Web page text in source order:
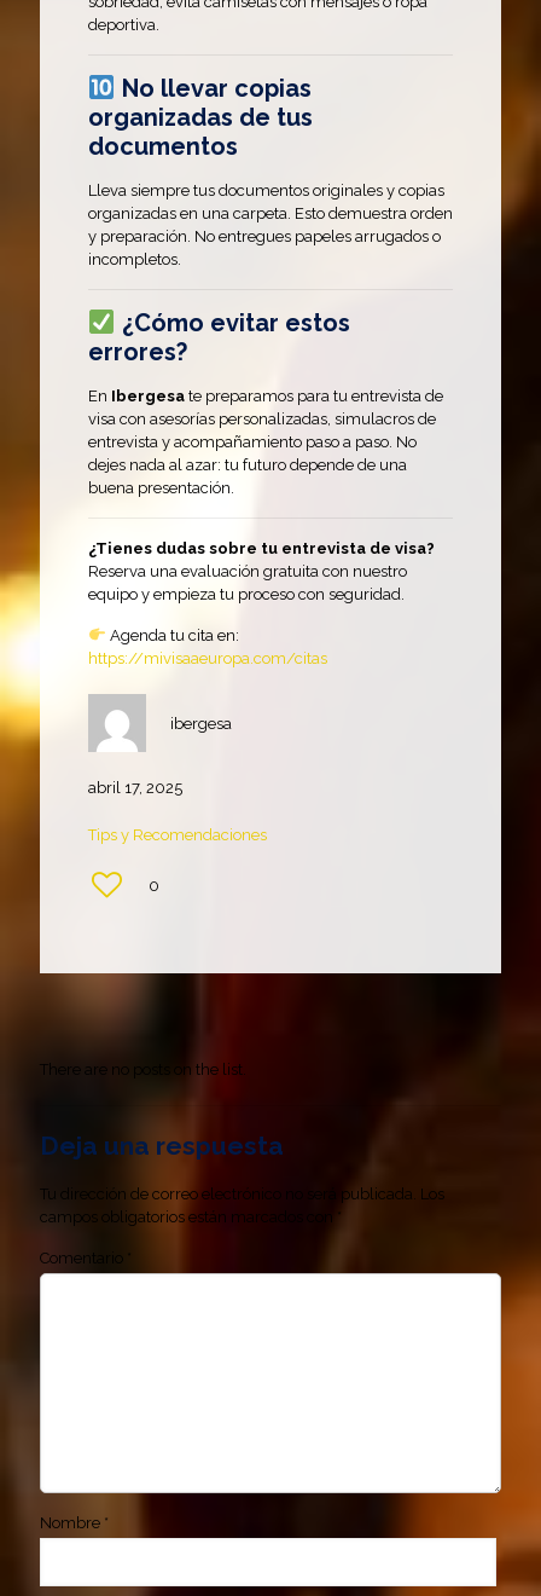
deportiva.
No llevar copias
organizadas de tus
documentos
Lleva siempre tus documentos originales y copias
organizadas en una carpeta. Esto demuestra orden
y preparación. No entregues papeles arrugados o
incompletos.
¿Cómo evitar estos
errores?
En Ibergesa te preparamos para tu entrevista de
visa con asesorías personalizadas, simulacros de
entrevista y acompañamiento paso a paso. No
dejes nada al azar: tu futuro depende de una
buena presentación.
¿Tienes dudas sobre tu entrevista de visa?
Reserva una evaluación gratuita con nuestro
equipo y empieza tu proceso con seguridad.
Agenda tu cita en:
https://mivisaaeuropa.com/citas
ibergesa
abril 17, 2025
Tips y Recomendaciones
0
There are no posts on the list.
Deja una respuesta
Tu dirección de correo electrónico no será publicada. Los
campos obligatorios están marcados con *
Comentario *
Nombre *